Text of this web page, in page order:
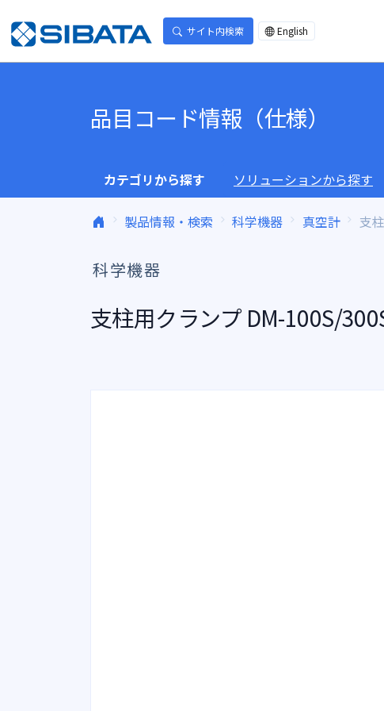
サイト内検索 English
品目コード情報（仕様）
カテゴリから探す ソリューションから探す
製品情報・検索 科学機器 真空計 支
科学機器
支柱用クランプ DM-100S/